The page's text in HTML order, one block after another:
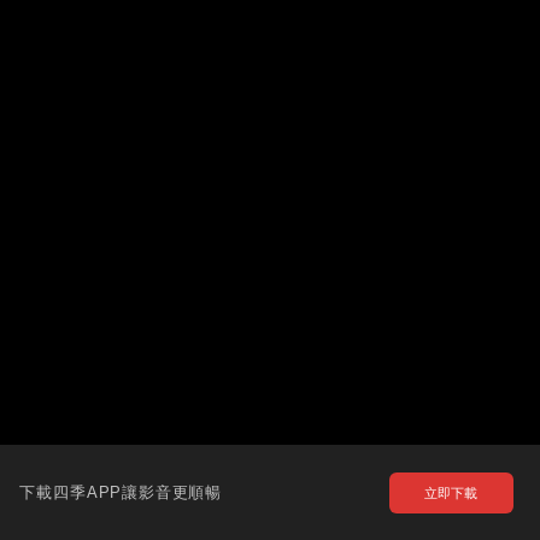
下載四季APP讓影音更順暢 立即下載